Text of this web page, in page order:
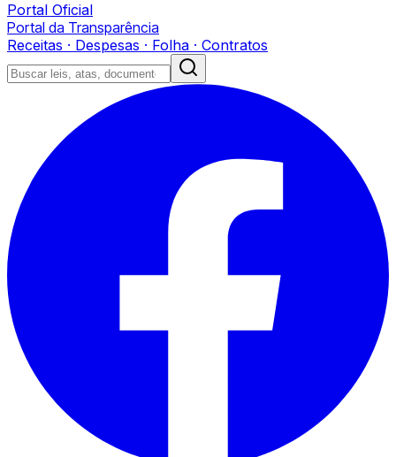
Portal Oficial
Portal da Transparência
Receitas · Despesas · Folha · Contratos